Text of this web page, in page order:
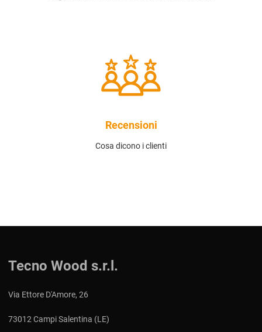
Recensioni
Cosa dicono i clienti
Tecno Wood s.r.l.
Via Ettore D'Amore, 26
73012 Campi Salentina (LE)